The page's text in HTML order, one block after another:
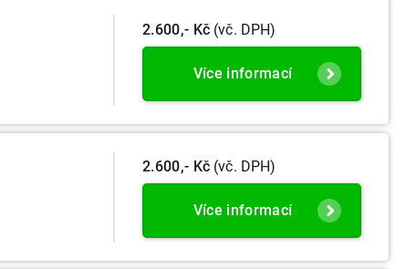
2.600,- Kč (vč. DPH)
Více informací
2.600,- Kč (vč. DPH)
Více informací